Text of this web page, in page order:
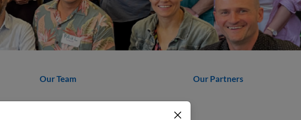
Our Team Our Partners